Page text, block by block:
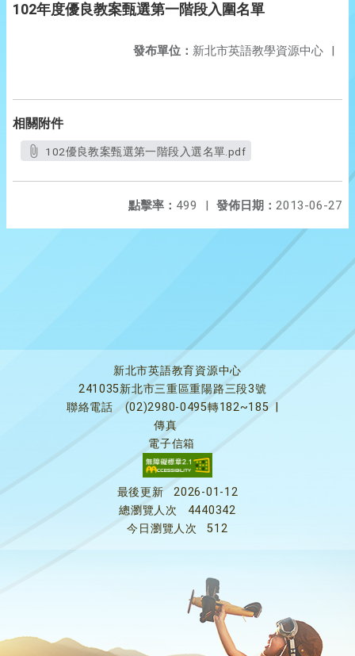
102年度優良教案甄選第一階段入圍名單
發布單位： 新北市英語教學資源中心 |
相關附件
102優良教案甄選第一階段入選名單.pdf
發佈日期： 2013-06-27
點擊率： 499 |
新北市英語教育資源中心
241035新北市三重區重陽路三段3號
聯絡電話
(02)2980-0495轉182~185
傳真
電子信箱
最後更新
2026-01-12
總瀏覽人次
4440342
今日瀏覽人次
512